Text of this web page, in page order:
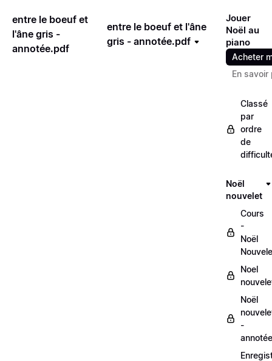
entre le boeuf et
l'âne gris -
annotée.pdf
entre le boeuf et l'âne
gris - annotée.pdf
Jouer
Noël au
piano
Acheter
En savoir
Classé
par
ordre
de
Noël
nouvelet
Cours
-
Noël
Noel
Noël
-